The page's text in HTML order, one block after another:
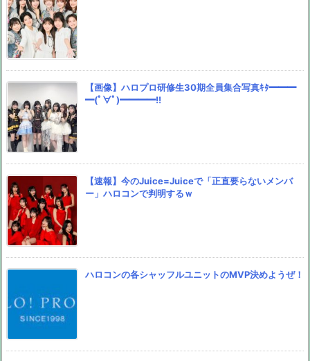
【画像】ハロプロ研修生30期全員集合写真ｷﾀ━━━
━(ﾟ∀ﾟ)━━━━!!
【速報】今のJuice=Juiceで「正直要らないメンバ
ー」ハロコンで判明するｗ
ハロコンの各シャッフルユニットのMVP決めようぜ！